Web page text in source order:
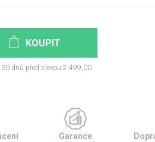
KOUPIT
30 dnů před slevou:2 499,00
Garance